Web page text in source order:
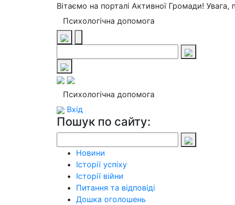
Вітаємо на порталі Активної Громади!
Психологічна допомога
Психологічна допомога
Вхід
Пошук по сайту:
Новини
Історії успіху
Історії війни
Питання та відповіді
Дошка оголошень